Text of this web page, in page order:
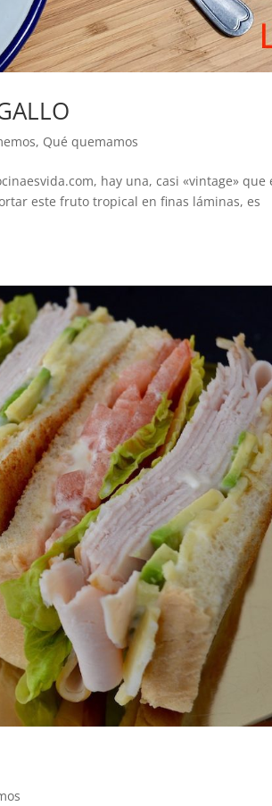
, Qué quemamos
hay una, casi «vintage» que
este fruto tropical en finas láminas, es